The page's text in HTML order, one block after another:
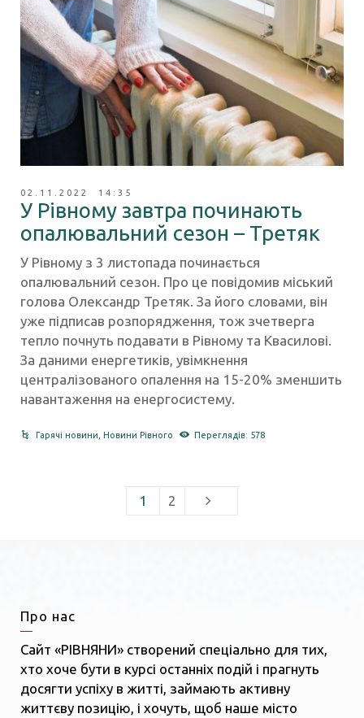
02.11.2022 14:35
У Рівному завтра починають
опалювальний сезон – Третяк
У Рівному з 3 листопада починається
опалювальний сезон. Про це повідомив міський
голова Олександр Третяк. За його словами, він
уже підписав розпорядження, тож зчетверга
тепло почнуть подавати в Рівному та Квасилові.
За даними енергетиків, увімкнення
централізованого опалення на 15-20% зменшить
навантаження на енергосистему.
Гарячі новини ,Новини Рівного Переглядів: 578
1 2
Про нас
Сайт «РІВНЯНИ» створений спеціально для тих,
хто хоче бути в курсі останніх подій і прагнуть
досягти успіху в житті, займають активну
життєву позицію, і хочуть, щоб наше місто